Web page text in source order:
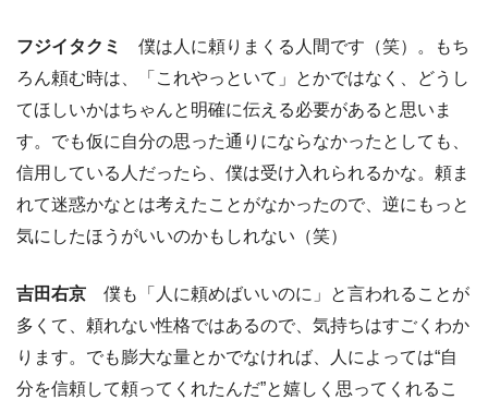
フジイタクミ
僕は人に頼りまくる人間です（笑）。もち
ろん頼む時は、「これやっといて」とかではなく、どうし
てほしいかはちゃんと明確に伝える必要があると思いま
す。でも仮に自分の思った通りにならなかったとしても、
信用している人だったら、僕は受け入れられるかな。頼ま
れて迷惑かなとは考えたことがなかったので、逆にもっと
気にしたほうがいいのかもしれない（笑）
吉田右京 僕も「人に頼めばいいのに」と言われることが
多くて、頼れない性格ではあるので、気持ちはすごくわか
ります。でも膨大な量とかでなければ、人によっては“自
分を信頼して頼ってくれたんだ”と嬉しく思ってくれるこ